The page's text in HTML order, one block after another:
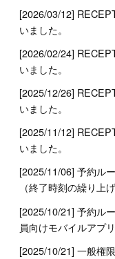
[2026/03/12]
いました。
[2026/02/24]
いました。
[2025/12/26]
いました。
[2025/11/12]
いました。
[2025/11/06] 予約ル
（終了時刻の繰り上げ
[2025/10/21] 予約ル
員向けモバイルアプ
[2025/10/21] 一般権